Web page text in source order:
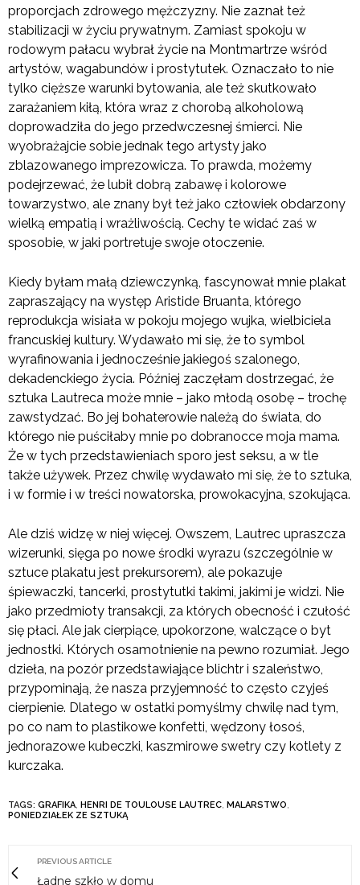
proporcjach zdrowego mężczyzny. Nie zaznał też
stabilizacji w życiu prywatnym. Zamiast spokoju w
rodowym pałacu wybrał życie na Montmartrze wśród
artystów, wagabundów i prostytutek. Oznaczało to nie
tylko cięższe warunki bytowania, ale też skutkowało
zarażaniem kiłą, która wraz z chorobą alkoholową
doprowadziła do jego przedwczesnej śmierci. Nie
wyobrażajcie sobie jednak tego artysty jako
zblazowanego imprezowicza. To prawda, możemy
podejrzewać, że lubił dobrą zabawę i kolorowe
towarzystwo, ale znany był też jako człowiek obdarzony
wielką empatią i wrażliwością. Cechy te widać zaś w
sposobie, w jaki portretuje swoje otoczenie.
Kiedy byłam małą dziewczynką, fascynował mnie plakat
zapraszający na występ Aristide Bruanta, którego
reprodukcja wisiała w pokoju mojego wujka, wielbiciela
francuskiej kultury. Wydawało mi się, że to symbol
wyrafinowania i jednocześnie jakiegoś szalonego,
dekadenckiego życia. Później zaczęłam dostrzegać, że
sztuka Lautreca może mnie – jako młodą osobę – trochę
zawstydzać. Bo jej bohaterowie należą do świata, do
którego nie puściłaby mnie po dobranocce moja mama.
Że w tych przedstawieniach sporo jest seksu, a w tle
także używek. Przez chwilę wydawało mi się, że to sztuka,
i w formie i w treści nowatorska, prowokacyjna, szokująca.
Ale dziś widzę w niej więcej. Owszem, Lautrec upraszcza
wizerunki, sięga po nowe środki wyrazu (szczególnie w
sztuce plakatu jest prekursorem), ale pokazuje
śpiewaczki, tancerki, prostytutki takimi, jakimi je widzi. Nie
jako przedmioty transakcji, za których obecność i czułość
się płaci. Ale jak cierpiące, upokorzone, walczące o byt
jednostki. Których osamotnienie na pewno rozumiał. Jego
dzieła, na pozór przedstawiające blichtr i szaleństwo,
przypominają, że nasza przyjemność to często czyjeś
cierpienie. Dlatego w ostatki pomyślmy chwilę nad tym,
po co nam to plastikowe konfetti, wędzony łosoś,
jednorazowe kubeczki, kaszmirowe swetry czy kotlety z
kurczaka.
TAGS: GRAFIKA HENRI DE TOULOUSE LAUTREC MALARSTWO
PONIEDZIAŁEK ZE SZTUKĄ
PREVIOUS ARTICLE
Ładne szkło w domu